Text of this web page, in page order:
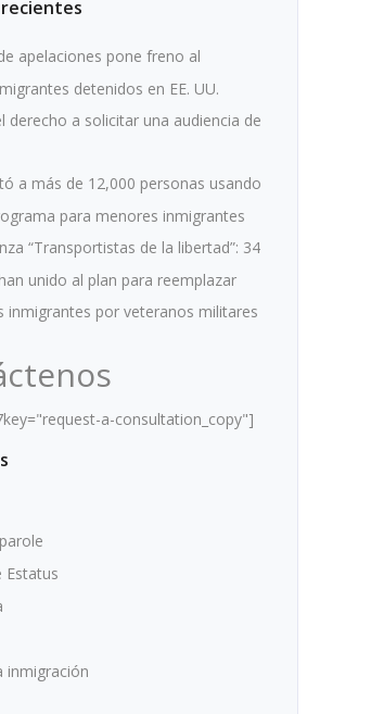
apelaciones pone freno al
detenidos en EE. UU.
derecho a solicitar una audiencia de
a más de 12,000 personas usando
para menores inmigrantes
“Transportistas de la libertad”: 34
unido al plan para reemplazar
inmigrantes por veteranos militares
a-consultation_copy"]
Estatus
inmigración